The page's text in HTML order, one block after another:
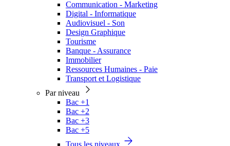
Communication - Marketing
Digital - Informatique
Audiovisuel - Son
Design Graphique
Tourisme
Banque - Assurance
Immobilier
Ressources Humaines - Paie
Transport et Logistique
Par niveau
Bac +1
Bac +2
Bac +3
Bac +5
Tous les niveaux